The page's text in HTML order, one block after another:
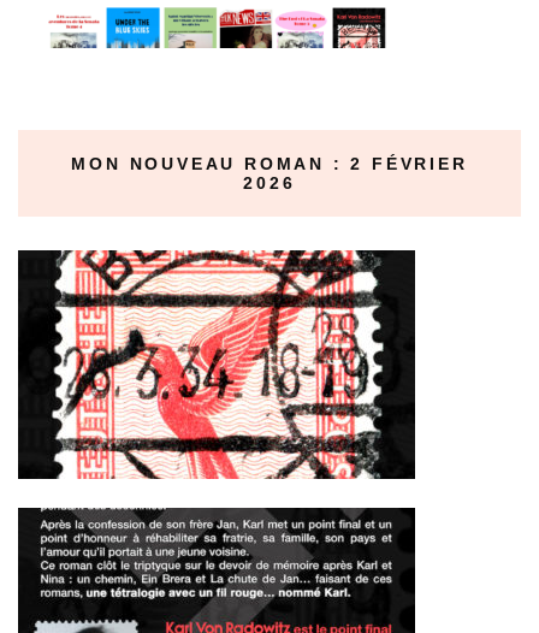
MON NOUVEAU ROMAN : 2 FÉVRIER
2026